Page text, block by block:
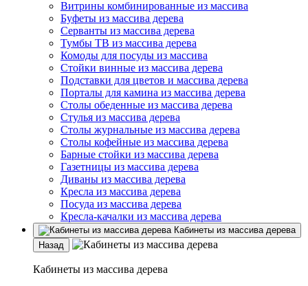
Витрины комбинированные из массива
Буфеты из массива дерева
Серванты из массива дерева
Тумбы ТВ из массива дерева
Комоды для посуды из массива
Стойки винные из массива дерева
Подставки для цветов и массива дерева
Порталы для камина из массива дерева
Столы обеденные из массива дерева
Стулья из массива дерева
Столы журнальные из массива дерева
Столы кофейные из массива дерева
Барные стойки из массива дерева
Газетницы из массива дерева
Диваны из массива дерева
Кресла из массива дерева
Посуда из массива дерева
Кресла-качалки из массива дерева
Кабинеты из массива дерева
Назад
Кабинеты из массива дерева